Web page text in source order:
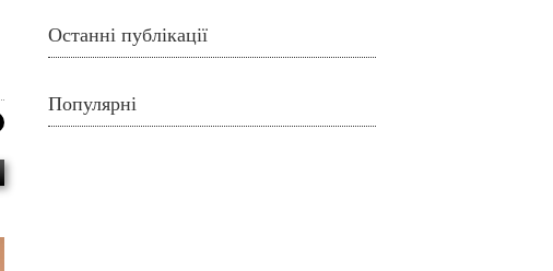
Останні публікації
Популярні